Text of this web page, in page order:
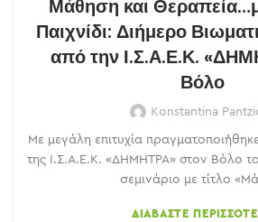
Μάθηση και
Παιχνίδι: Διήμερο
από την Ι.Σ.Α.Ε.Κ.
Βόλο
Konstantina
Με μεγάλη επιτυχία
της Ι.Σ.Α.Ε.Κ. «ΔΗΜΗΤΡΑ» στον Βόλο
σεμινάριο με τίτλο
ΔΙΑΒΆΣΤΕ